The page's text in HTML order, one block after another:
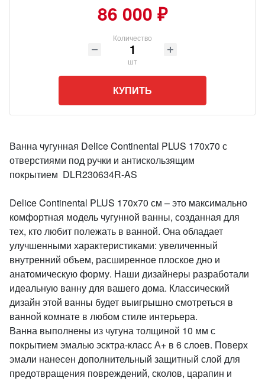
86 000 ₽
Количество
шт
КУПИТЬ
Ванна чугунная Delice Continental PLUS 170х70 с
отверстиями под ручки и антискользящим
покрытием DLR230634R-AS
Delice Continental PLUS 170х70 см – это максимально
комфортная модель чугунной ванны, созданная для
тех, кто любит полежать в ванной. Она обладает
улучшенными характеристиками: увеличенный
внутренний объем, расширенное плоское дно и
анатомическую форму. Наши дизайнеры разработали
идеальную ванну для вашего дома. Классический
дизайн этой ванны будет выигрышно смотреться в
ванной комнате в любом стиле интерьера.
Ванна выполнены из чугуна толщиной 10 мм с
покрытием эмалью эсктра-класс А+ в 6 слоев. Поверх
эмали нанесен дополнительный защитный слой для
предотвращения повреждений, сколов, царапин и